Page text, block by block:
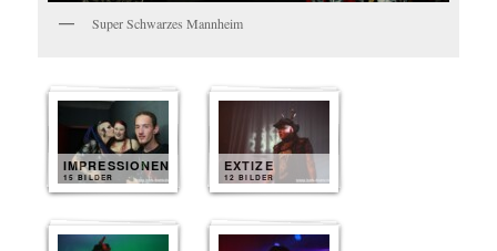
Super Schwarzes Mannheim
IMPRESSIONEN
15 BILDER
EXTIZE
12 BILDER